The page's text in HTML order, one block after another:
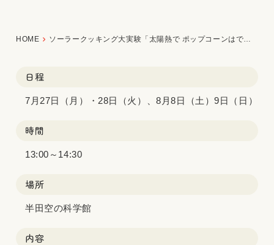
HOME ソーラークッキング大実験「太陽熱で ポップコーンはできるか」
日程
7月27日（月）・28日（火）、8月8日（土）9日（日）
時間
13:00～14:30
場所
半田空の科学館
内容